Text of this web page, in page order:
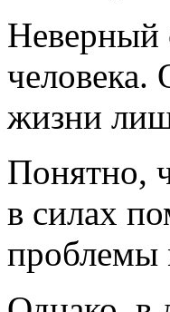
Неверный
жизни
Понятно,
в силах
проблемы